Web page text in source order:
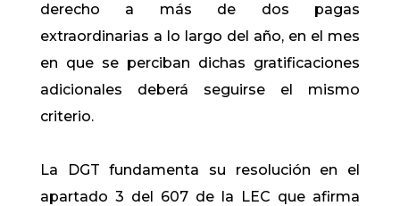
derecho a más de dos pagas
extraordinarias a lo largo del año, en el mes
en que se perciban dichas gratificaciones
adicionales deberá seguirse el mismo
criterio.
La DGT fundamenta su resolución en el
apartado 3 del 607 de la LEC que afirma